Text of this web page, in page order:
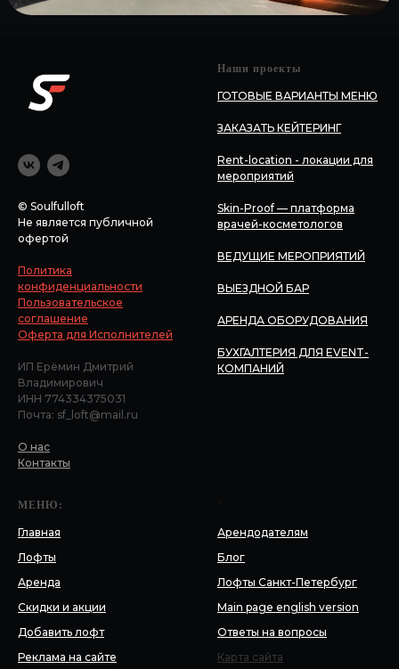
© Soulfulloft
Не является публичной
офертой
Политика
конфиденциальности
Пользовательское
соглашение
Оферта для Исполнителей
ИП Ерёмин Дмитрий
Владимирович
ИНН 774334375031
Почта: sf_loft@mail.ru
О нас
Контакты
Наши проекты
ГОТОВЫЕ ВАРИАНТЫ МЕНЮ
ЗАКАЗАТЬ КЕЙТЕРИНГ
Rent-location - локации для
мероприятий
Skin-Proof — платформа
врачей-косметологов
ВЕДУЩИЕ МЕРОПРИЯТИЙ
ВЫЕЗДНОЙ БАР
АРЕНДА ОБОРУДОВАНИЯ
БУХГАЛТЕРИЯ ДЛЯ EVENT-
КОМПАНИЙ
МЕНЮ:
Главная
Лофты
Аренда
Скидки и акции
Добавить лофт
Реклама на сайте
Арендодателям
Блог
Лофты Санкт-Петербург
Main page english version
Ответы на вопросы
Карта сайта